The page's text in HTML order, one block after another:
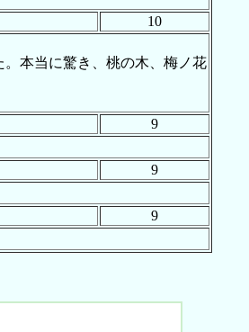
10
本当に驚き、桃の木、梅ノ花
9
9
9